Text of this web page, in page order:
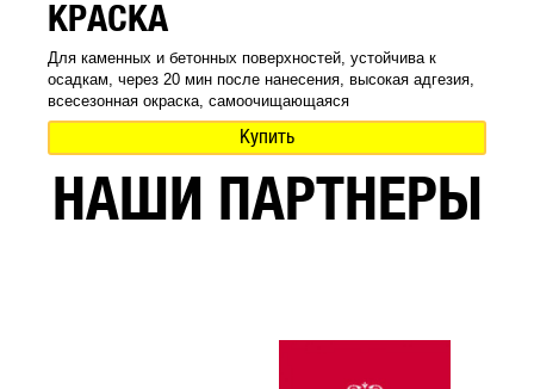
КРАСКА
Для каменных и бетонных поверхностей, устойчива к
осадкам, через 20 мин после нанесения, высокая адгезия,
всесезонная окраска, самоочищающаяся
Купить
НАШИ ПАРТНЕРЫ